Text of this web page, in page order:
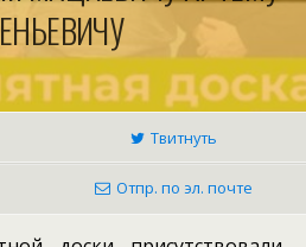
Твитнуть
Отпр. по эл. почте